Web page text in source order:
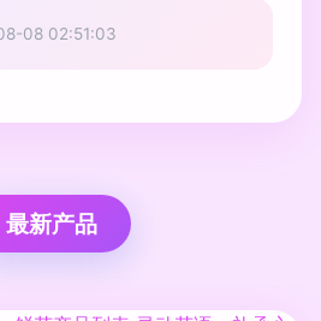
08 02:51:03
最新产品